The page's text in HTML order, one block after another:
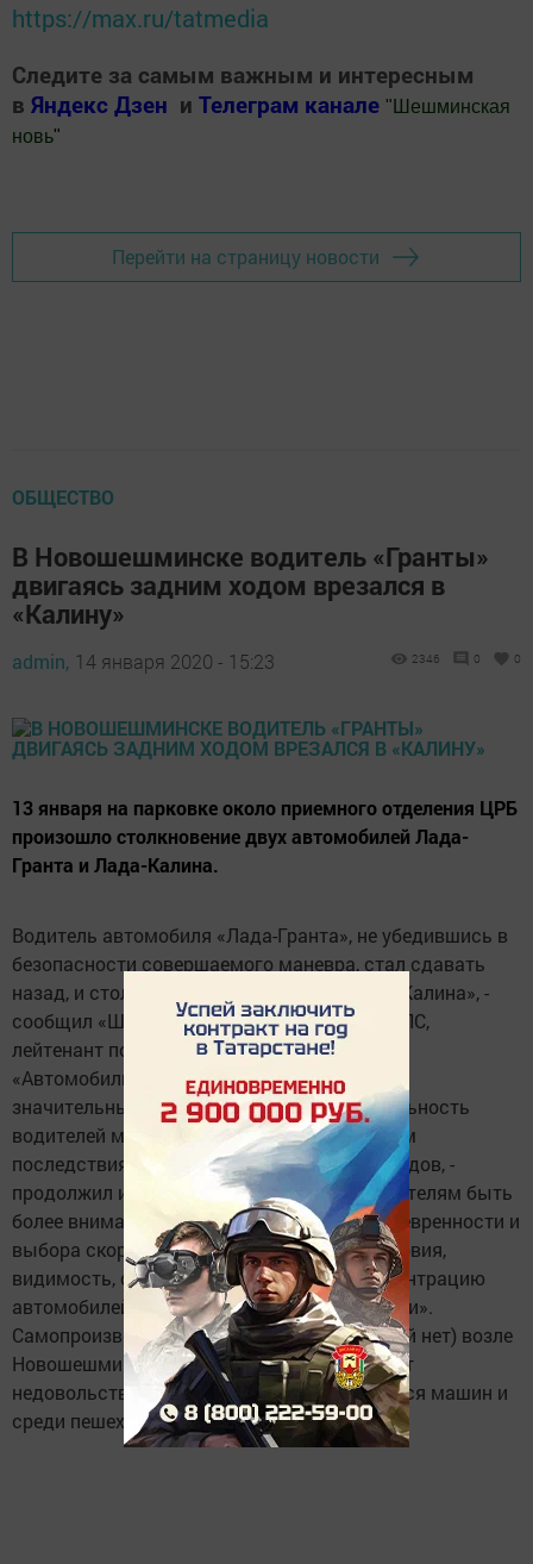
https://max.ru/tatmedia
Следите за самым важным и интересным
в Яндекс Дзен и Телеграм канале " Шешминская
новь"
Перейти на страницу новости
ОБЩЕСТВО
В Новошешминске водитель «Гранты»
двигаясь задним ходом врезался в
«Калину»
admin, 14 января 2020 - 15:23 2346 0 0
13 января на парковке около приемного отделения ЦРБ
произошло столкновение двух автомобилей Лада-
Гранта и Лада-Калина.
Водитель автомобиля «Лада-Гранта», не убедившись в
безопасности совершаемого маневра, стал сдавать
назад, и столкнулся с автомобилем «Лада-Калина», -
сообщил «Шешминской нови» инспектор ДПС,
лейтенант полиции Раиль Шафигуллин.
«Автомобили на этот раз получили не столь
значительные повреждения, но невнимательность
водителей может привести и к более тяжким
последствиям, к таким как наезд на пешеходов, -
продолжил инспектор, - обращаемся к водителям быть
более внимательными на дорогах, при маневренности и
выбора скорости учитывать погодные условия,
видимость, состояние дорог, а также концентрацию
автомобилей и пешеходов на участке дороги».
Самопроизвольная парковка (так как другой нет) возле
Новошешминской ЦРБ постоянно вызывает
недовольство среди водителей паркующихся машин и
среди пешеходов.